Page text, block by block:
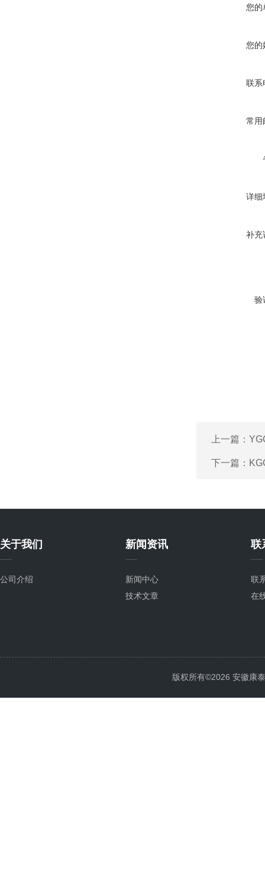
您的
您的
联系
常用
详细
补充
验
上一篇：
下一篇：
关于我们
公司介绍
新闻资讯
新闻中心
技术文章
联
联
在
版权所有©2026 安徽康